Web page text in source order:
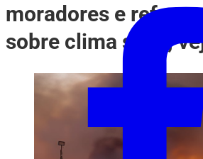
moradores e
sobre clima seco;